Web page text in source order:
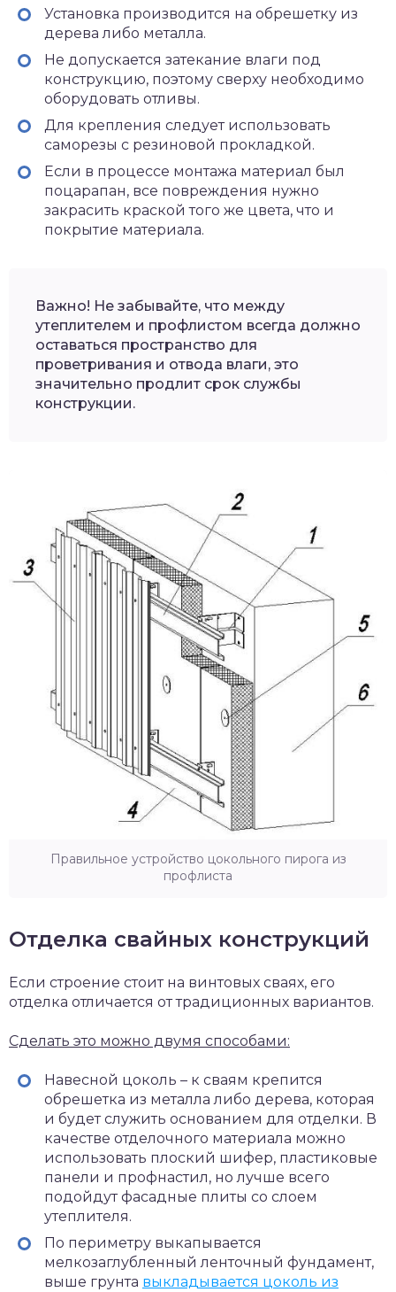
Установка производится на обрешетку из
дерева либо металла.
Не допускается затекание влаги под
конструкцию, поэтому сверху необходимо
оборудовать отливы.
Для крепления следует использовать
саморезы с резиновой прокладкой.
Если в процессе монтажа материал был
поцарапан, все повреждения нужно
закрасить краской того же цвета, что и
покрытие материала.
Важно! Не забывайте, что между
утеплителем и профлистом всегда должно
оставаться пространство для
проветривания и отвода влаги, это
значительно продлит срок службы
конструкции.
Правильное устройство цокольного пирога из
профлиста
Отделка свайных конструкций
Если строение стоит на винтовых сваях, его
отделка отличается от традиционных вариантов.
Сделать это можно двумя способами:
Навесной цоколь – к сваям крепится
обрешетка из металла либо дерева, которая
и будет служить основанием для отделки. В
качестве отделочного материала можно
использовать плоский шифер, пластиковые
панели и профнастил, но лучше всего
подойдут фасадные плиты со слоем
утеплителя.
По периметру выкапывается
мелкозаглубленный ленточный фундамент,
выше грунта выкладывается цоколь из